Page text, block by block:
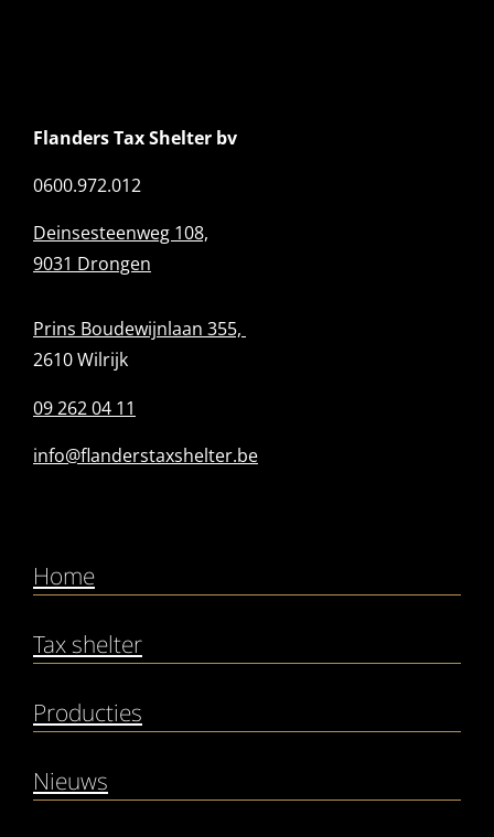
Flanders Tax Shelter bv
0600.972.012
Deinsesteenweg 108,
9031 Drongen
Prins Boudewijnlaan 355,
2610 Wilrijk
09 262 04 11
info@flanderstaxshelter.be
Home
Tax shelter
Producties
Nieuws